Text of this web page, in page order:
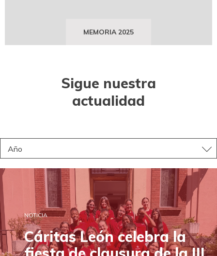
MEMORIA 2025
Sigue nuestra
actualidad
Año
NOTICIA
Cáritas León celebra la